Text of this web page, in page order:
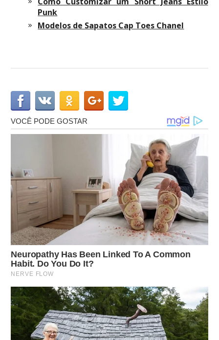
Punk
Modelos de Sapatos Cap Toes Chanel